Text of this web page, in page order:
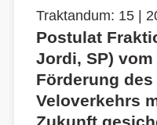
Traktandum: 15 |
Postulat
Jordi, SP) vom
Förderung
Veloverkehrs